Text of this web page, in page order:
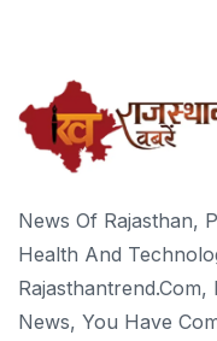
News Of Rajasthan,
Health And
Rajasthantrend.com,
News, You Have